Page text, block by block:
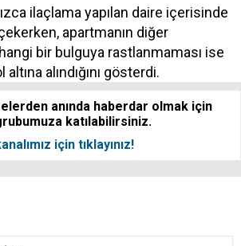
ilaçlama yapılan daire içerisinde
apartmanın diğer
bir bulguya rastlanmaması ise
alındığını gösterdi.
anında haberdar olmak için
katılabilirsiniz.
için tıklayınız!